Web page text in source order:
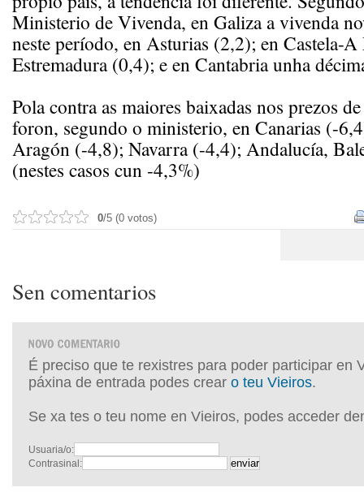
Ministerio de Vivenda, en Galiza a vivenda
neste período, en Asturias (2,2); en Castela-
Estremadura (0,4); e en Cantabria unha
Pola contra as maiores baixadas nos prezos
foron, segundo o ministerio, en Canarias (-
Aragón (-4,8); Navarra (-4,4); Andalucía,
(nestes casos cun -4,3%)
0/5 (0 votos)
Sen comentarios
É preciso que te rexistres para poder participar en
páxina de entrada podes crear o teu Vieiros.
Se xa tes o teu nome en Vieiros, podes acceder
Usuaria/o:
Contrasinal: